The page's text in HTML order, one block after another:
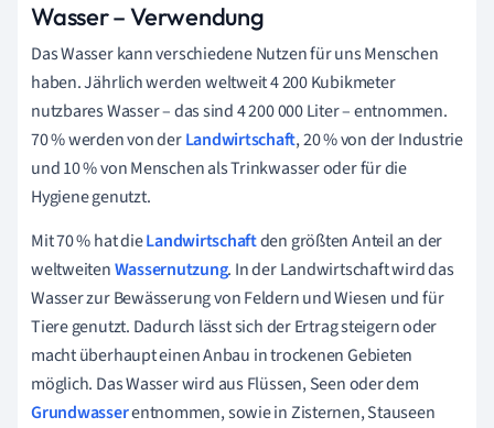
Wasser – Verwendung
Das Wasser kann verschiedene Nutzen für uns Menschen
haben.Jährlich werden weltweit 4 200 Kubikmeter
nutzbares Wasser – das sind 4 200 000 Liter – entnommen.
70 % werden von derLandwirtschaft, 20 % von der Industrie
und 10 % von Menschen als Trinkwasser oder für die
Hygiene genutzt.
Mit 70 % hat dieLandwirtschaftden größten Anteil an der
weltweitenWassernutzung. In derLandwirtschaftwird das
Wasserzur Bewässerung von Feldern und Wiesen und für
Tiere genutzt. Dadurch lässt sich der Ertrag steigern oder
macht überhaupt einen Anbau in trockenen Gebieten
möglich. DasWasserwird aus Flüssen, Seen oder dem
Grundwasserentnommen, sowie in Zisternen, Stauseen